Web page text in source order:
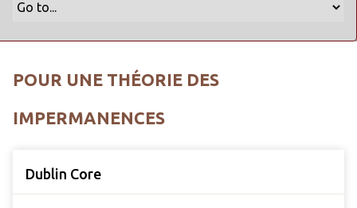
POUR UNE THÉORIE DES
IMPERMANENCES
Dublin Core